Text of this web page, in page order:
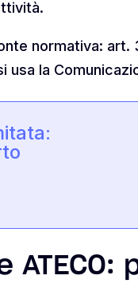
normativa: art.
la